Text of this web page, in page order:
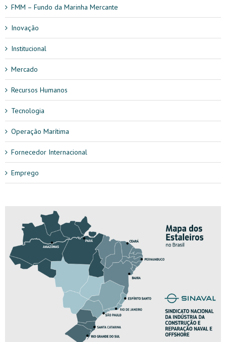
FMM – Fundo da Marinha Mercante
Inovação
Institucional
Mercado
Recursos Humanos
Tecnologia
Operação Marítima
Fornecedor Internacional
Emprego